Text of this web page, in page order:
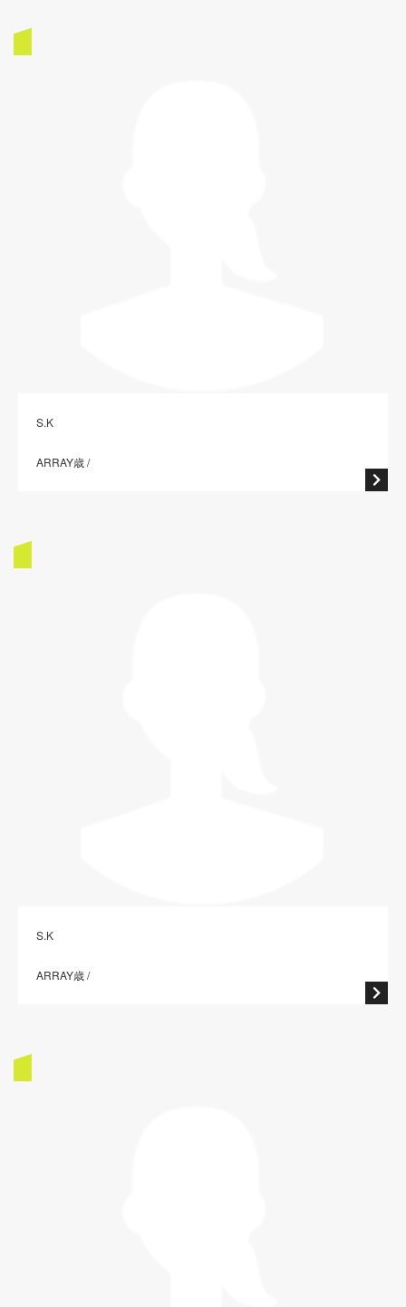
S.K
ARRAY歳 /
S.K
ARRAY歳 /